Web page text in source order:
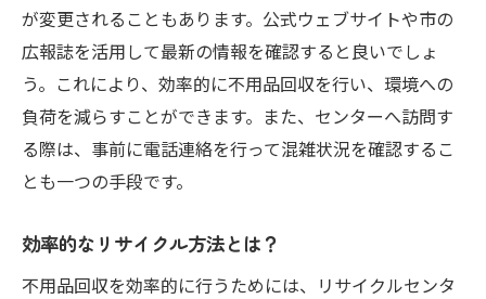
が変更されることもあります。公式ウェブサイトや市の
広報誌を活用して最新の情報を確認すると良いでしょ
う。これにより、効率的に不用品回収を行い、環境への
負荷を減らすことができます。また、センターへ訪問す
る際は、事前に電話連絡を行って混雑状況を確認するこ
とも一つの手段です。
効率的なリサイクル方法とは？
不用品回収を効率的に行うためには、リサイクルセンタ